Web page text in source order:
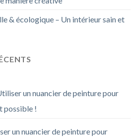
& écologique – Un intérieur sain et
un nuancier de peinture pour
possible !
un nuancier de peinture pour